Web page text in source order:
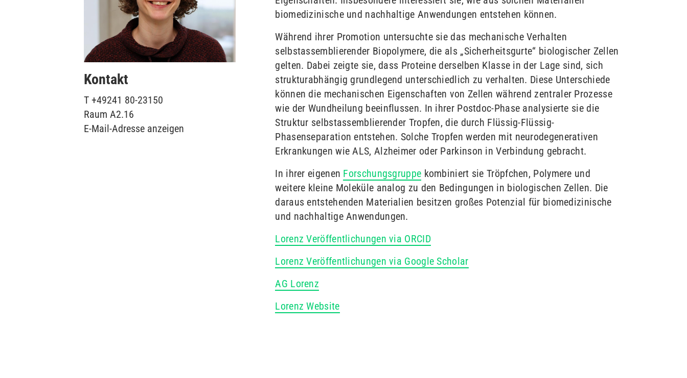
Kontakt
T +49241 80-23150
Raum A2.16
E-Mail-Adresse anzeigen
biomedizinische und nachhaltige Anwendungen entstehen können.
Während ihrer Promotion untersuchte sie das mechanische Verhalten
selbstassemblierender Biopolymere, die als „Sicherheitsgurte“ biologischer Zellen
gelten. Dabei zeigte sie, dass Proteine derselben Klasse in der Lage sind, sich
strukturabhängig grundlegend unterschiedlich zu verhalten. Diese Unterschiede
können die mechanischen Eigenschaften von Zellen während zentraler Prozesse
wie der Wundheilung beeinflussen. In ihrer Postdoc-Phase analysierte sie die
Struktur selbstassemblierender Tropfen, die durch Flüssig-Flüssig-
Phasenseparation entstehen. Solche Tropfen werden mit neurodegenerativen
Erkrankungen wie ALS, Alzheimer oder Parkinson in Verbindung gebracht.
In ihrer eigenen Forschungsgruppe kombiniert sie Tröpfchen, Polymere und
weitere kleine Moleküle analog zu den Bedingungen in biologischen Zellen. Die
daraus entstehenden Materialien besitzen großes Potenzial für biomedizinische
und nachhaltige Anwendungen.
Lorenz Veröffentlichungen via ORCID
Lorenz Veröffentlichungen via Google Scholar
AG Lorenz
Lorenz Website